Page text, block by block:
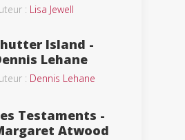
: Lisa Jewell
Island -
Lehane
: Dennis Lehane
Testaments -
Atwood